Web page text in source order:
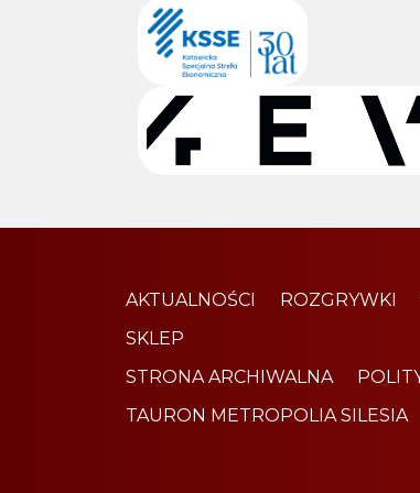
AKTUALNOŚCI ROZGRYWKI
SKLEP
STRONA ARCHIWALNA
TAURON METROPOLIA SILESIA